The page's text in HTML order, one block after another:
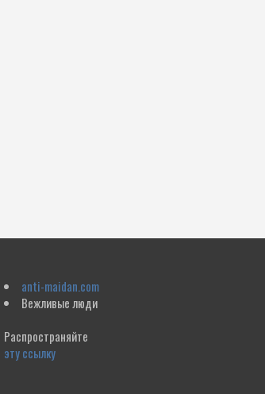
anti-maidan.com
Вежливые люди
Распространяйте
эту ссылку